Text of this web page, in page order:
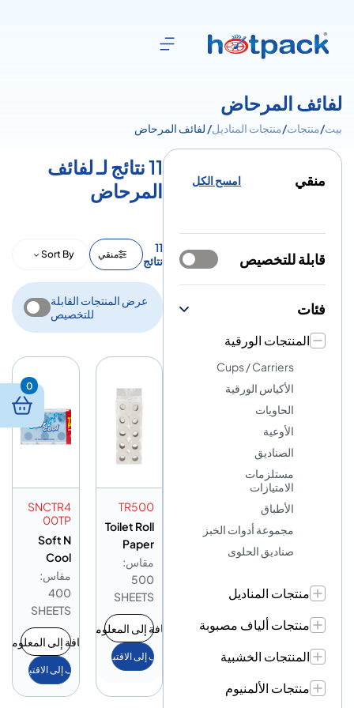
لفائف المرحاض
بيت/منتجات/منتجات المناديل/ لفائف المرحاض
منقي امسح الكل
قابلة للتخصيص
فئات
المنتجات الورقية
Cups / Carriers
الأكياس الورقية
الحاويات
الأوعية
الصناديق
مستلزمات
الامتيازات
الأطباق
مجموعة أدوات الخبز
صناديق الحلوى
منتجات المناديل
منتجات ألياف مصبوبة
المنتجات الخشبية
منتجات الألمنيوم
11 نتائج لـ لفائف
المرحاض
11
نتائج
منقي Sort By
عرض المنتجات القابلة
للتخصيص
TR500
Toilet Roll
Paper
500
Sheet
مقاس:
500
SHEETS
إضافة إلى المعلومات
أضف إلى الاقتباس
SNCTR4
00TP
Soft N
Cool
Toilet Roll
Paper
500
Sheet
مقاس:
400
SHEETS
إضافة إلى
أضف إلى الاقتباس
0